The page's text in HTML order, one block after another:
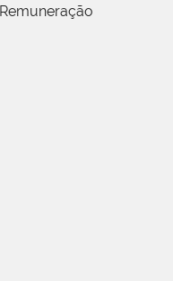
Remuneração